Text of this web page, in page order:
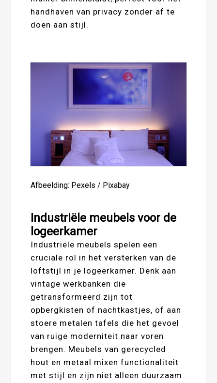
handhaven van privacy zonder af te
doen aan stijl.
Afbeelding: Pexels / Pixabay
Industriële meubels voor de
logeerkamer
Industriële meubels spelen een
cruciale rol in het versterken van de
loftstijl in je logeerkamer. Denk aan
vintage werkbanken die
getransformeerd zijn tot
opbergkisten of nachtkastjes, of aan
stoere metalen tafels die het gevoel
van ruige moderniteit naar voren
brengen. Meubels van gerecycled
hout en metaal mixen functionaliteit
met stijl en zijn niet alleen duurzaam